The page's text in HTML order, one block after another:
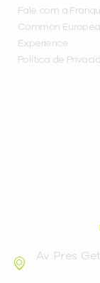
Fale com a
Common
Experience
Política de
Av. Pres.